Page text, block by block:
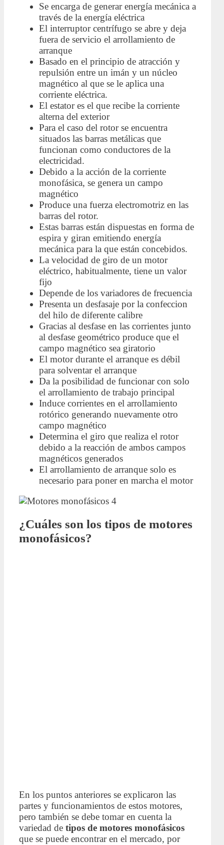
Se encarga de generar energía mecánica a
través de la energía eléctrica
El interruptor centrífugo se abre y deja
fuera de servicio el arrollamiento de
arranque
Basado en el principio de atracción y
repulsión entre un imán y un núcleo
magnético al que se le aplica una
corriente eléctrica.
El estator es el que recibe la corriente
alterna del exterior
Para el caso del rotor se encuentra
situados las barras metálicas que
funcionan como conductores de la
electricidad.
Debido a la acción de la corriente
monofásica, se genera un campo
magnético
Produce una fuerza electromotriz en las
barras del rotor.
Estas barras están dispuestas en forma de
espira y giran emitiendo energía
mecánica para la que están concebidos.
La velocidad de giro de un motor
eléctrico, habitualmente, tiene un valor
fijo
Depende de los variadores de frecuencia
Presenta un desfasaje por la confeccion
del hilo de diferente calibre
Gracias al desfase en las corrientes junto
al desfase geométrico produce que el
campo magnético sea giratorio
El motor durante el arranque es débil
para solventar el arranque
Da la posibilidad de funcionar con solo
el arrollamiento de trabajo principal
Induce corrientes en el arrollamiento
rotórico generando nuevamente otro
campo magnético
Determina el giro que realiza el rotor
debido a la reacción de ambos campos
magnéticos generados
El arrollamiento de arranque solo es
necesario para poner en marcha el motor
¿Cuáles son los tipos de motores
monofásicos?
En los puntos anteriores se explicaron las
partes y funcionamientos de estos motores,
pero también se debe tomar en cuenta la
variedad de tipos de motores monofásicos
que se puede encontrar en el mercado, por